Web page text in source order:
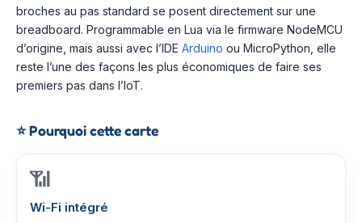
broches au pas standard se posent directement sur une
breadboard. Programmable en Lua via le firmware NodeMCU
d’origine, mais aussi avec l’IDE Arduino ou MicroPython, elle
reste l’une des façons les plus économiques de faire ses
premiers pas dans l’IoT.
⭐Pourquoi cette carte
📶
Wi-Fi intégré